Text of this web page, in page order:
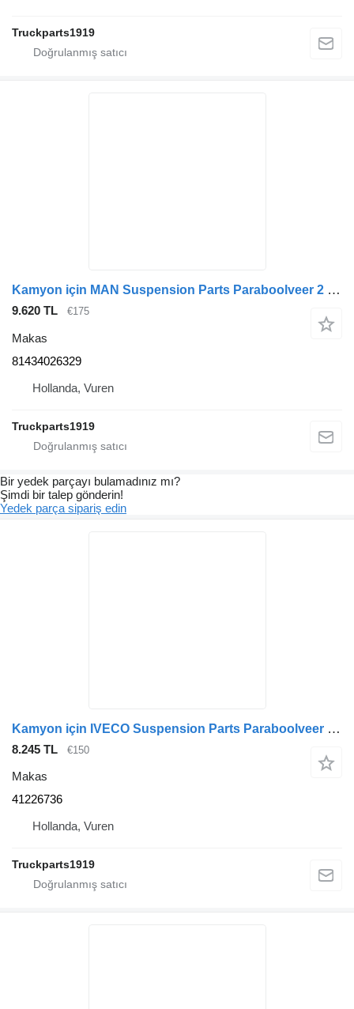
Truckparts1919
Kamyon için MAN Suspension Parts Paraboolveer 2 blads 81434026329 makas
9.620 TL €175
Makas
81434026329
Hollanda, Vuren
Truckparts1919
Bir yedek parçayı bulamadınız mı?
Şimdi bir talep gönderin!
Yedek parça sipariş edin
Kamyon için IVECO Suspension Parts Paraboolveer 41226736 makas
8.245 TL €150
Makas
41226736
Hollanda, Vuren
Truckparts1919